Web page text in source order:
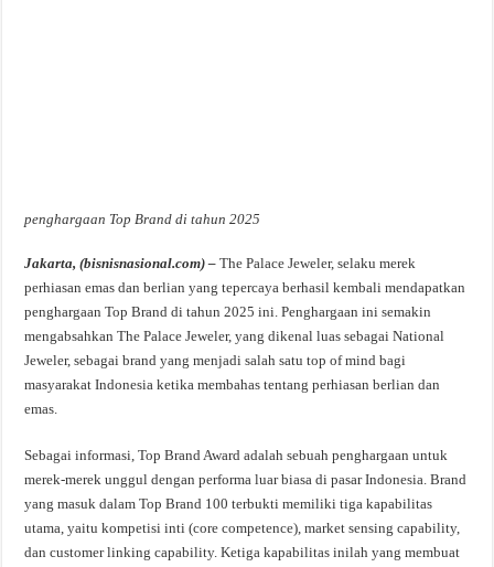
penghargaan Top Brand di tahun 2025
Jakarta, (bisnisnasional.com) – The Palace Jeweler, selaku merek
perhiasan emas dan berlian yang tepercaya berhasil kembali mendapatkan
penghargaan Top Brand di tahun 2025 ini. Penghargaan ini semakin
mengabsahkan The Palace Jeweler, yang dikenal luas sebagai National
Jeweler, sebagai brand yang menjadi salah satu top of mind bagi
masyarakat Indonesia ketika membahas tentang perhiasan berlian dan
emas.
Sebagai informasi, Top Brand Award adalah sebuah penghargaan untuk
merek-merek unggul dengan performa luar biasa di pasar Indonesia. Brand
yang masuk dalam Top Brand 100 terbukti memiliki tiga kapabilitas
utama, yaitu kompetisi inti (core competence), market sensing capability,
dan customer linking capability. Ketiga kapabilitas inilah yang membuat